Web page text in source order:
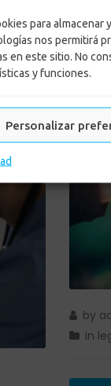
para almacenar
nos permitirá
en este sitio. No
y funciones.
Personalizar
by
in